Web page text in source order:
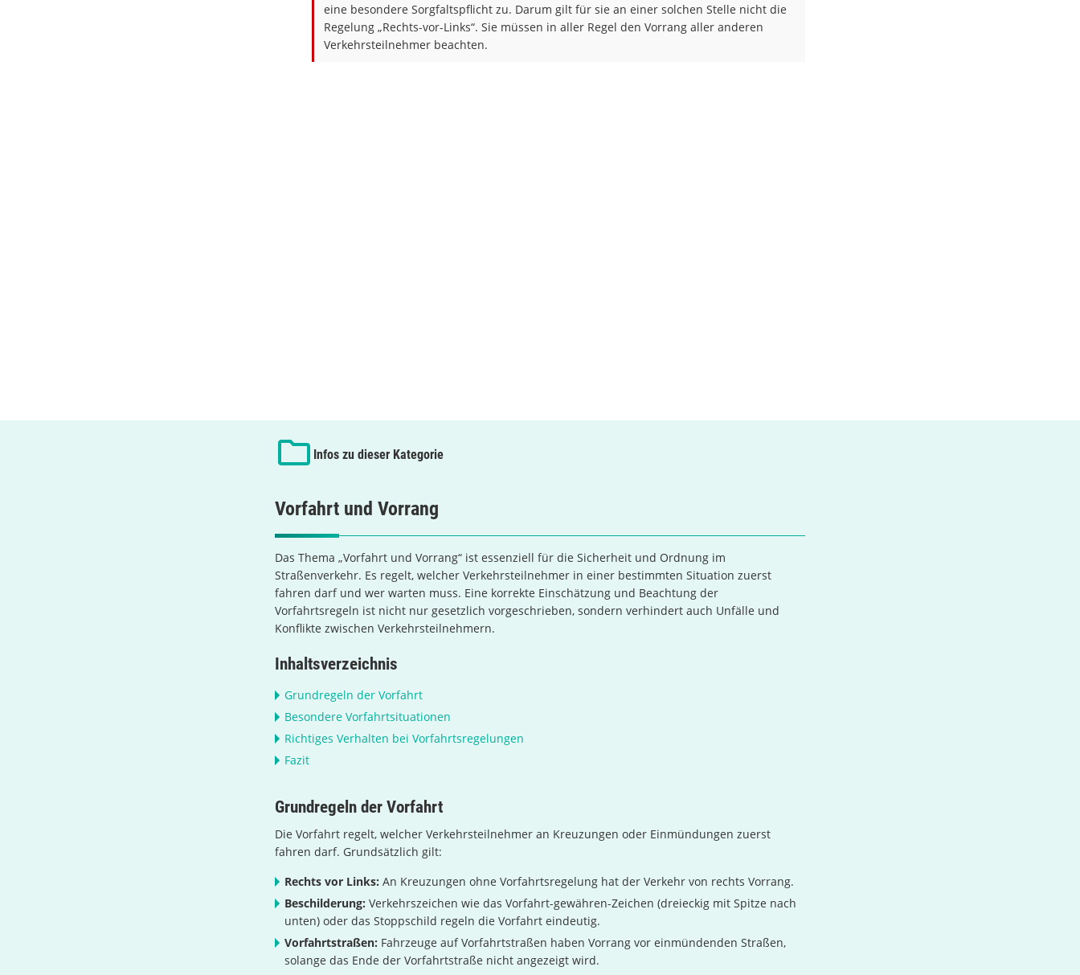
eine besondere Sorgfaltspflicht zu. Darum gilt für sie an einer solchen Stelle nicht die
Regelung „Rechts-vor-Links“. Sie müssen in aller Regel den Vorrang aller anderen
Verkehrsteilnehmer beachten.
Infos zu dieser Kategorie
Vorfahrt und Vorrang
Das Thema „Vorfahrt und Vorrang“ ist essenziell für die Sicherheit und Ordnung im
Straßenverkehr. Es regelt, welcher Verkehrsteilnehmer in einer bestimmten Situation zuerst
fahren darf und wer warten muss. Eine korrekte Einschätzung und Beachtung der
Vorfahrtsregeln ist nicht nur gesetzlich vorgeschrieben, sondern verhindert auch Unfälle und
Konflikte zwischen Verkehrsteilnehmern.
Inhaltsverzeichnis
Grundregeln der Vorfahrt
Besondere Vorfahrtsituationen
Richtiges Verhalten bei Vorfahrtsregelungen
Fazit
Grundregeln der Vorfahrt
Die Vorfahrt regelt, welcher Verkehrsteilnehmer an Kreuzungen oder Einmündungen zuerst
fahren darf. Grundsätzlich gilt:
Rechts vor Links: An Kreuzungen ohne Vorfahrtsregelung hat der Verkehr von rechts Vorrang.
Beschilderung: Verkehrszeichen wie das Vorfahrt-gewähren-Zeichen (dreieckig mit Spitze nach
unten) oder das Stoppschild regeln die Vorfahrt eindeutig.
Vorfahrtstraßen: Fahrzeuge auf Vorfahrtstraßen haben Vorrang vor einmündenden Straßen,
solange das Ende der Vorfahrtstraße nicht angezeigt wird.